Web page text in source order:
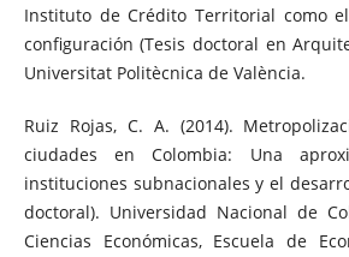
Instituto de Crédito Territorial como
configuración (Tesis doctoral en
Universitat Politècnica de València.
Ruiz Rojas, C. A. (2014).
ciudades en Colombia: Una
instituciones subnacionales y el
doctoral). Universidad Nacional de
Ciencias Económicas, Escuela de